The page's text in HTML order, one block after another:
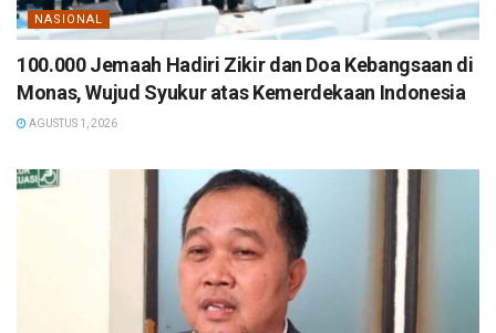
NASIONAL
100.000 Jemaah Hadiri Zikir dan Doa Kebangsaan di
Monas, Wujud Syukur atas Kemerdekaan Indonesia
AGUSTUS 1, 2026